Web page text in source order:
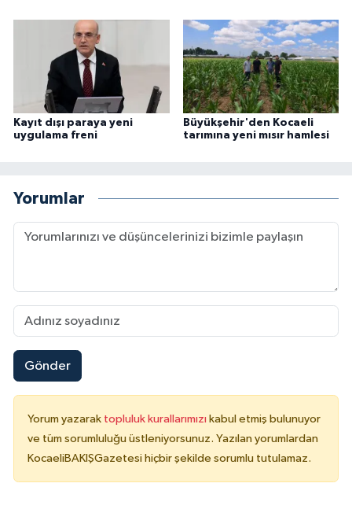
Kayıt dışı paraya yeni
uygulama freni
Büyükşehir'den Kocaeli
tarımına yeni mısır hamlesi
Yorumlar
Gönder
Yorum yazarak topluluk kurallarımızı kabul etmiş bulunuyor
ve tüm sorumluluğu üstleniyorsunuz. Yazılan yorumlardan
KocaeliBAKIŞGazetesi hiçbir şekilde sorumlu tutulamaz.